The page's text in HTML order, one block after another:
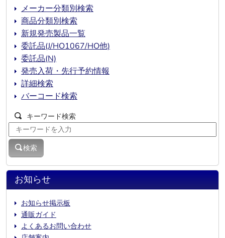
お知らせ
お知らせ掲示板
通販ガイド
よくあるお問い合わせ
メーカー分類別検索
商品分類別検索
新規発売製品一覧
委託品(J/HO1067/HO他)
委託品(N)
発売入荷・先行予約情報
詳細検索
バーコード検索
キーワード検索
検索